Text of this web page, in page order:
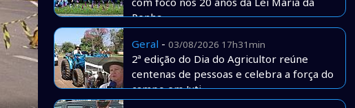
Penha
Geral - 03/08/2026 17h31min
2ª edição do Dia do Agricultor reúne
centenas de pessoas e celebra a força do
campo em Juti